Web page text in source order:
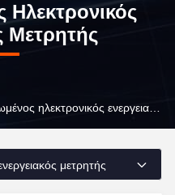
Μετρητής
μετρητής